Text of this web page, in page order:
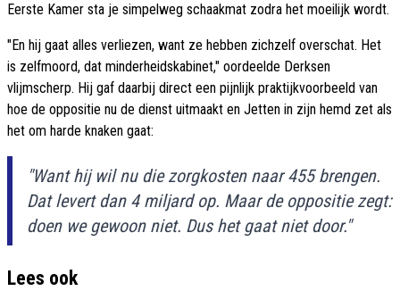
Eerste Kamer sta je simpelweg schaakmat zodra het moeilijk wordt.
"En hij gaat alles verliezen, want ze hebben zichzelf overschat. Het
is zelfmoord, dat minderheidskabinet," oordeelde Derksen
vlijmscherp. Hij gaf daarbij direct een pijnlijk praktijkvoorbeeld van
hoe de oppositie nu de dienst uitmaakt en Jetten in zijn hemd zet als
het om harde knaken gaat:
"Want hij wil nu die zorgkosten naar 455 brengen.
Dat levert dan 4 miljard op. Maar de oppositie zegt:
doen we gewoon niet. Dus het gaat niet door."
Lees ook